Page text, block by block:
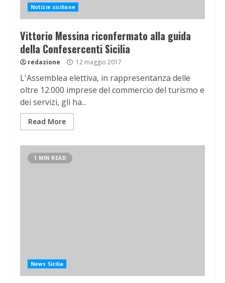
Notizie siciliane
Vittorio Messina riconfermato alla guida
della Confesercenti Sicilia
redazione 12 maggio 2017
L'Assemblea elettiva, in rappresentanza delle
oltre 12.000 imprese del commercio del turismo e
dei servizi, gli ha...
Read More
1 MIN READ
News Sicilia